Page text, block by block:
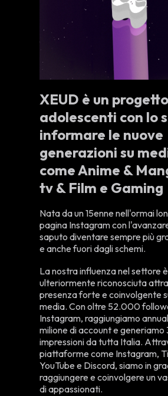
XEUD è un
adolescenti con lo
informare le nuove
generazioni su
come Anime &
tv & Film e Gaming
Nata da un 15enne nell'ormai
pagina Instagram con
saputo diventare sempre più
e anche fuori dagli schemi.
La nostra influenza nel settore
ulteriormente riconosciuta
presenza forte e coinvolgente
media. Con oltre 52.000
Instagram, raggiungiamo
milione di account e generiamo
impressioni da tutta Italia.
piattaforme come Instagram,
YouTube e Discord, siamo in
raggiungere e coinvolgere un
di appassionati.